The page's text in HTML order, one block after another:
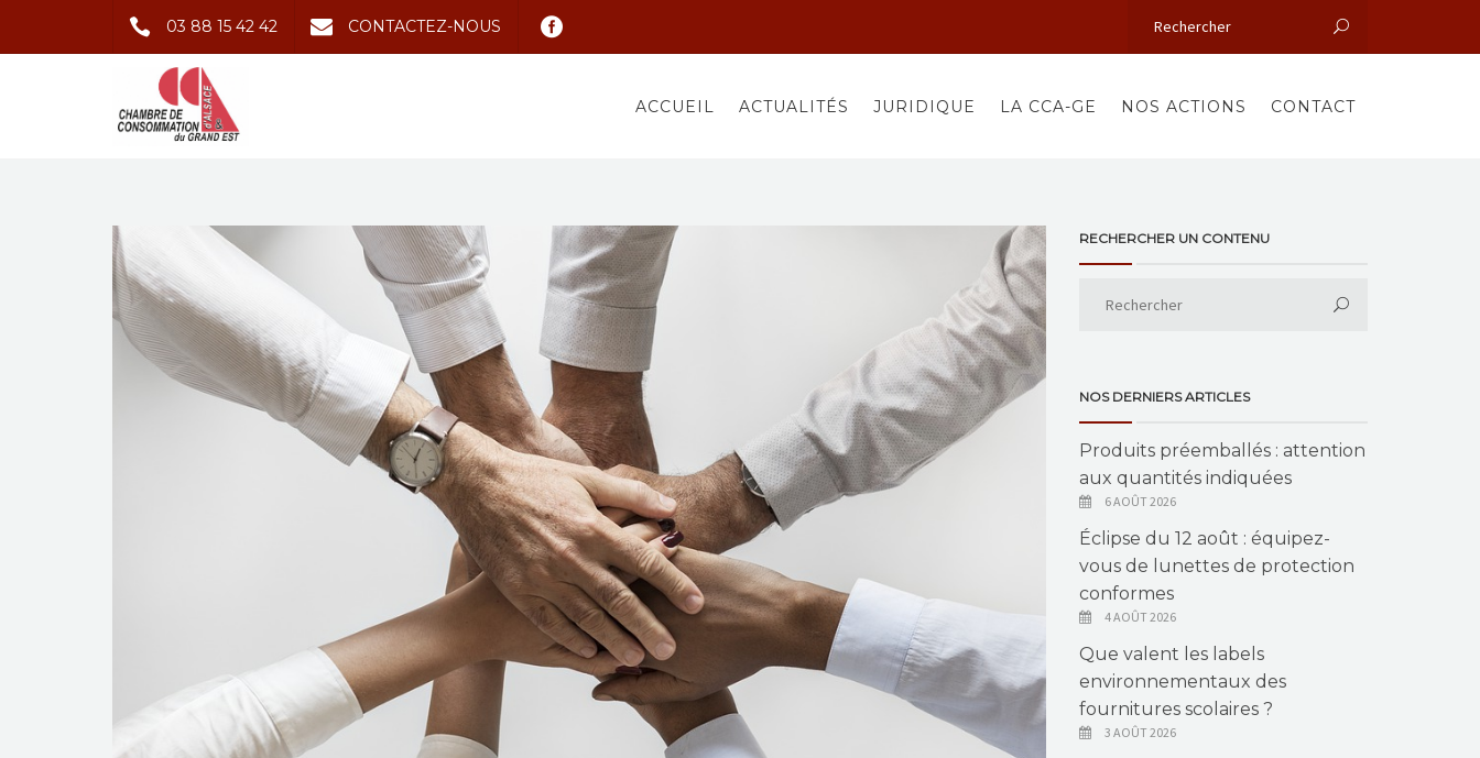
03 88 15 42 42 CONTACTEZ-NOUS
ACCUEIL ACTUALITÉS JURIDIQUE LA CCA-GE NOS ACTIONS CONTACT
RECHERCHER UN CONTENU
NOS DERNIERS ARTICLES
Produits préemballés : attention
aux quantités indiquées
6 AOÛT 2026
Éclipse du 12 août : équipez-
vous de lunettes de protection
conformes
4 AOÛT 2026
Que valent les labels
environnementaux des
fournitures scolaires ?
3 AOÛT 2026